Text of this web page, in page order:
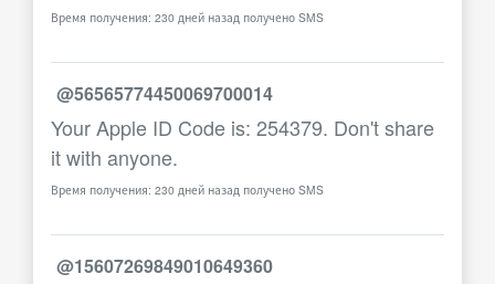
Время получения: 230 дней назад получено SMS
@56565774450069700014
Your Apple ID Code is: 254379. Don't share
it with anyone.
Время получения: 230 дней назад получено SMS
@15607269849010649360